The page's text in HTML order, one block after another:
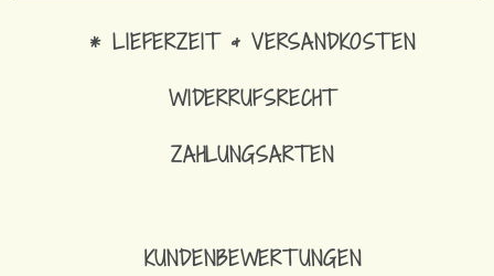
* LIEFERZEIT & VERSANDKOSTEN
WIDERRUFSRECHT
ZAHLUNGSARTEN
KUNDENBEWERTUNGEN